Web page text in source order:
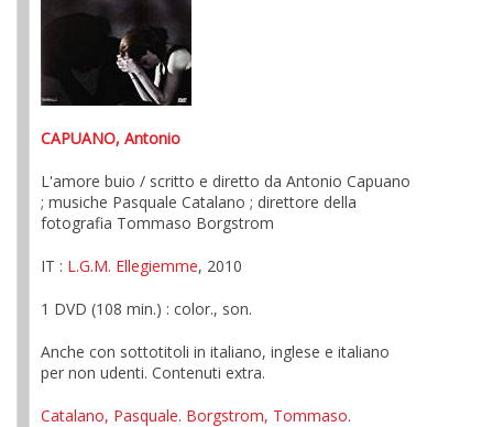
CAPUANO, Antonio
L'amore buio / scritto e diretto da Antonio Capuano
; musiche Pasquale Catalano ; direttore della
fotografia Tommaso Borgstrom
IT : L.G.M. Ellegiemme, 2010
1 DVD (108 min.) : color., son.
Anche con sottotitoli in italiano, inglese e italiano
per non udenti. Contenuti extra.
Catalano, Pasquale. Borgstrom, Tommaso.